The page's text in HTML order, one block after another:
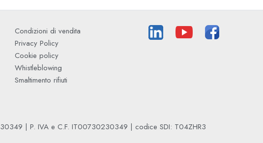
Condizioni di vendita
Privacy Policy
Cookie policy
Whistleblowing
Smaltimento rifiuti
| P. IVA e C.F. IT00730230349 | codice SDI: T04ZHR3